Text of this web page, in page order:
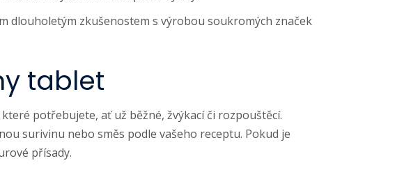
dlouholetým zkušenostem s výrobou soukromých značek
tablet
potřebujete, ať už běžné, žvýkací či rozpouštěcí.
surivinu nebo směs podle vašeho receptu. Pokud je
přísady.